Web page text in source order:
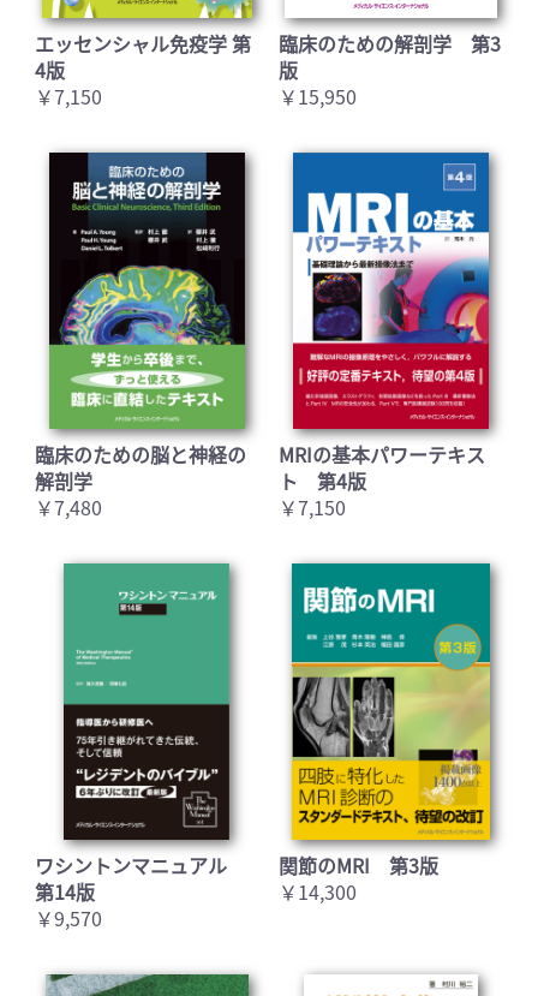
エッセンシャル免疫学 第
4版
￥7,150
臨床のための解剖学 第3
版
￥15,950
臨床のための脳と神経の
解剖学
￥7,480
MRIの基本パワーテキス
ト 第4版
￥7,150
ワシントンマニュアル
第14版
￥9,570
関節のMRI 第3版
￥14,300